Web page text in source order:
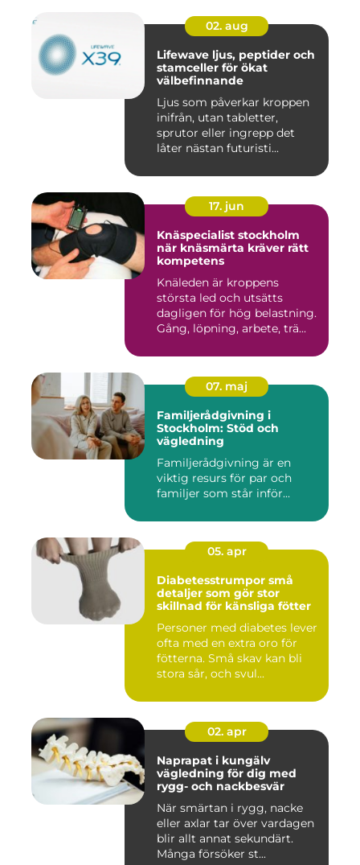
02. aug
Lifewave ljus, peptider och
stamceller för ökat
välbefinnande
Ljus som påverkar kroppen
inifrån, utan tabletter,
sprutor eller ingrepp det
låter nästan futuristi...
17. jun
Knäspecialist stockholm
när knäsmärta kräver rätt
kompetens
Knäleden är kroppens
största led och utsätts
dagligen för hög belastning.
Gång, löpning, arbete, trä...
07. maj
Familjerådgivning i
Stockholm: Stöd och
vägledning
Familjerådgivning är en
viktig resurs för par och
familjer som står inför...
05. apr
Diabetesstrumpor små
detaljer som gör stor
skillnad för känsliga fötter
Personer med diabetes lever
ofta med en extra oro för
fötterna. Små skav kan bli
stora sår, och svul...
02. apr
Naprapat i kungälv
vägledning för dig med
rygg- och nackbesvär
När smärtan i rygg, nacke
eller axlar tar över vardagen
blir allt annat sekundärt.
Många försöker st...